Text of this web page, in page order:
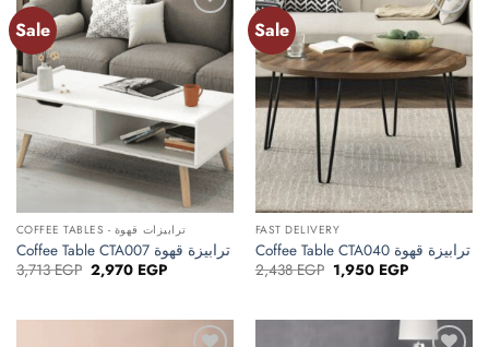
Sale
Add to
wishlist
COFFEE TABLES - ترابيزات قهوة
Coffee Table CTA007 ترابيزة قهوة
3,713EGP Original
price
2,970 EGPCurrent
Sale
Add to
wishlist
FAST DELIVERY
Coffee Table CTA040 ترابيزة قهوة
2,438EGP Original
price
1,950 EGPCurrent